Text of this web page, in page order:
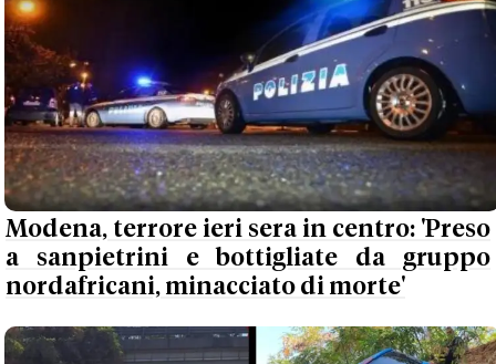
Modena, terrore ieri sera in centro: 'Preso
a sanpietrini e bottigliate da gruppo
nordafricani, minacciato di morte'